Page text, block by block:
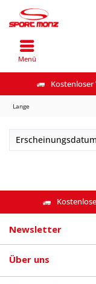
Kostenloser
Menü
Lange
Newsletter
Über uns